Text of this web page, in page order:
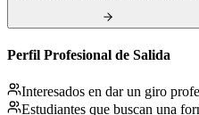
Perfil Profesional de Salida
Interesados en dar un giro
Estudiantes que buscan una